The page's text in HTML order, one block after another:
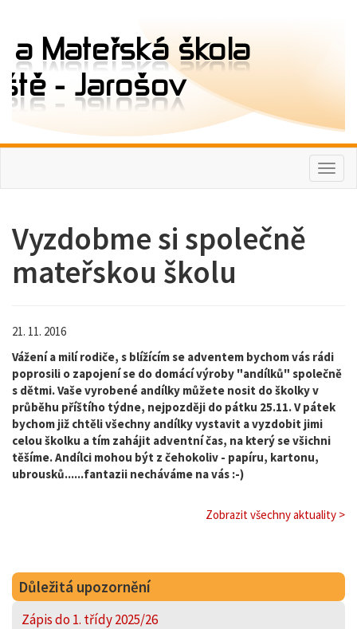
Vyzdobme si společně
mateřskou školu
21. 11. 2016
Vážení a milí rodiče, s blížícím se adventem bychom vás rádi
poprosili o zapojení se do domácí výroby "andílků" společně
s dětmi. Vaše vyrobené andílky můžete nosit do školky v
průběhu příštího týdne, nejpozději do pátku 25.11. V pátek
bychom již chtěli všechny andílky vystavit a vyzdobit jimi
celou školku a tím zahájit adventní čas, na který se všichni
těšíme. Andílci mohou být z čehokoliv - papíru, kartonu,
ubrousků......fantazii necháváme na vás :-)
Zobrazit všechny aktuality >
Důležitá upozornění
Zápis do 1. třídy 2025/26